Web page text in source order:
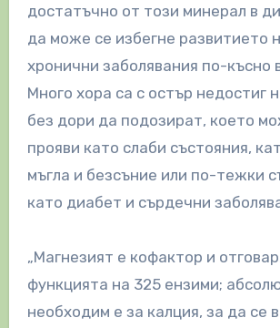
достатъчно от този минерал в
да може се избегне развитието
хронични заболявания по-късно
Много хора са с остър недостиг
без дори да подозират, което
прояви като слаби състояния,
мъгла и безсъние или по-тежки
като диабет и сърдечни
„Магнезият е кофактор и
функцията на 325 ензими;
необходим е за калция, за да се